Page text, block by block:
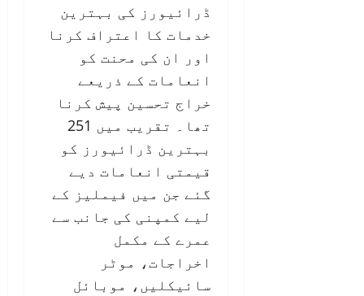
ڈرائیورز کی بہترین
خدمات کا اعتراف کرنا
اور ان کی محنت کو
انعامات کے ذریعے
خراج تحسین پیش کرنا
تھا۔ تقریب میں 251
بہترین ڈرائیورز کو
قیمتی انعامات دیے
گئے جن میں فیملیز کے
لیے کمپنی کی جانب سے
عمرے کے مکمل
اخراجات، موٹر
سائیکلیں، موبائل